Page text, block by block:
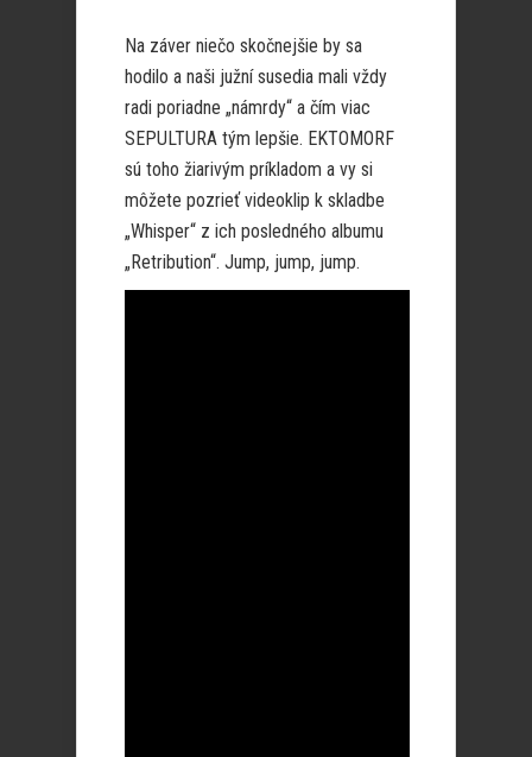
Na záver niečo skočnejšie by sa
hodilo a naši južní susedia mali vždy
radi poriadne „námrdy“ a čím viac
SEPULTURA tým lepšie. EKTOMORF
sú toho žiarivým príkladom a vy si
môžete pozrieť videoklip k skladbe
„Whisper“ z ich posledného albumu
„Retribution“. Jump, jump, jump.